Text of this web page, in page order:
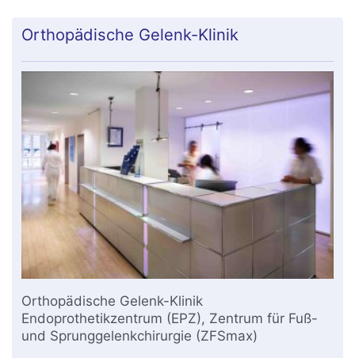
Orthopädische Gelenk-Klinik
Orthopädische Gelenk-Klinik
Endoprothetikzentrum (EPZ), Zentrum für Fuß-
und Sprunggelenkchirurgie (ZFSmax)